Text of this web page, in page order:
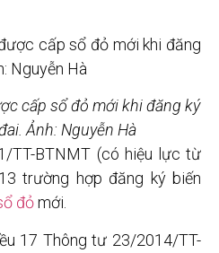
cấp sổ đỏ mới khi đăng ký
Ảnh: Nguyễn Hà
TT-BTNMT (có hiệu lực từ
trường hợp đăng ký biến
đỏmới.
17 Thông tư 23/2014/TT-